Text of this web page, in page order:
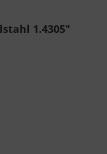
1.4305"